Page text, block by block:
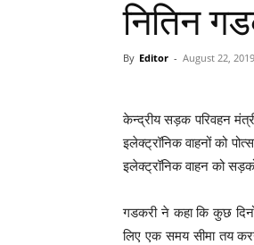
नितिन
By Editor - August 22, 2019
केन्द्रीय सड़क परिवहन
इलेक्ट्रॉनिक वाहनों को
इलेक्ट्रॉनिक वाहन को
गडकरी ने कहा कि कुछ
लिए एक समय सीमा तय